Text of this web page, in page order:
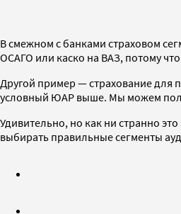
В смежном с банками страховом
ОСАГО или каско на ВАЗ, потому
Другой пример — страхование для
условный ЮАР выше. Мы можем
Удивительно, но как ни странно
выбирать правильные сегменты